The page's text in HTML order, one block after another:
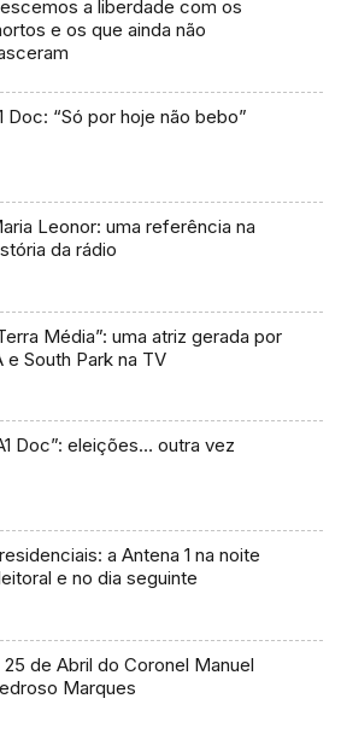
a liberdade com os
e os que ainda não
Doc: “Só por hoje não bebo”
Leonor: uma referência na
da rádio
Média”: uma atriz gerada por
e South Park na TV
Doc”: eleições… outra vez
a Antena 1 na noite
e no dia seguinte
25 de Abril do Coronel Manuel
Marques